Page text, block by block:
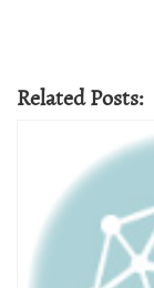
Related Posts: